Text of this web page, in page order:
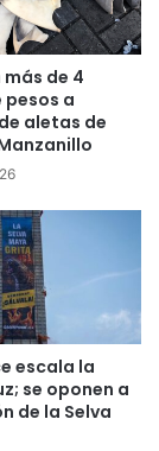
de 4
pesos a
aletas de
escala la
se oponen a
de la Selva